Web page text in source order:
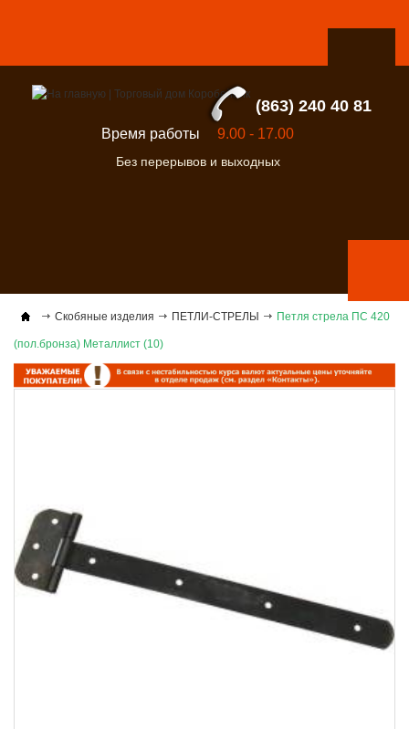
(863) 240 40 81
Время работы 9.00 - 17.00
Без перерывов и выходных
Скобяные изделия ПЕТЛИ-СТРЕЛЫ Петля стрела ПС 420
(пол.бронза) Металлист (10)